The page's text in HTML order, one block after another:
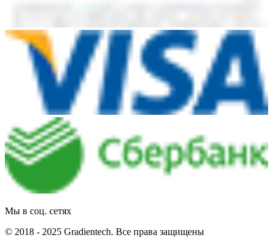
Мы в соц. сетях
© 2018 - 2025 Gradientech. Все права защищены